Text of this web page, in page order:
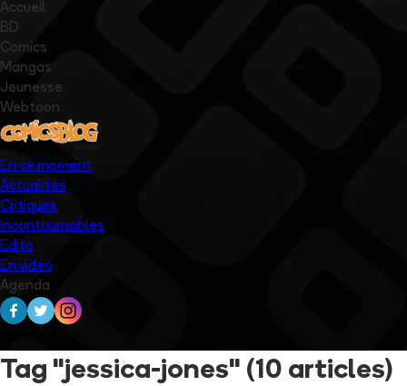
Accueil
BD
Comics
Mangas
Jeunesse
Webtoon
En ce moment
Actualités
Critiques
Incontournables
Edito
En vidéo
Agenda
Tag "jessica-jones" (10 articles)